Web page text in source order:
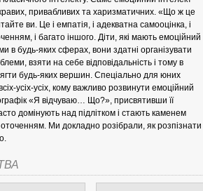
привабливих та харизматичних. «Що ж це
ви. Це і емпатія, і адекватна самооцінка, і
і багато іншого. Діти, які мають емоційний
в будь-яких сферах, вони здатні організувати
взяти на себе відповідальність і тому в
будь-яких вершин. Спеціально для юних
усіх-усіх, кому важливо розвинути емоційний
«Я відчуваю… Що?», присвятивши її
домінують над підлітком і стають каменем
Ми докладно розібрали, як розпізнати